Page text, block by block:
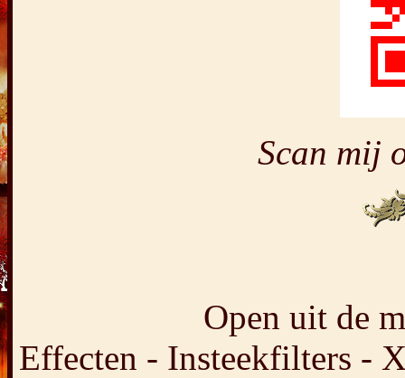
Scan mij
Open uit de
Effecten - Insteekfilters -